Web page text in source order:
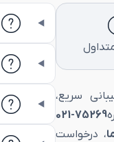
سریع،
75269-021
، درخواست